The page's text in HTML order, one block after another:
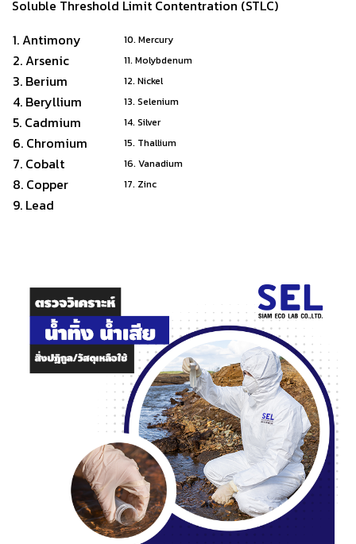
Soluble Threshold Limit Contentration (STLC)
1. Antimony
10. Mercury
2. Arsenic 11. Molybdenum
3. Berium 12. Nickel
4. Beryllium 13. Selenium
5. Cadmium 14. Silver
6. Chromium 15. Thallium
7. Cobalt 16. Vanadium
8. Copper 17. Zinc
9. Lead